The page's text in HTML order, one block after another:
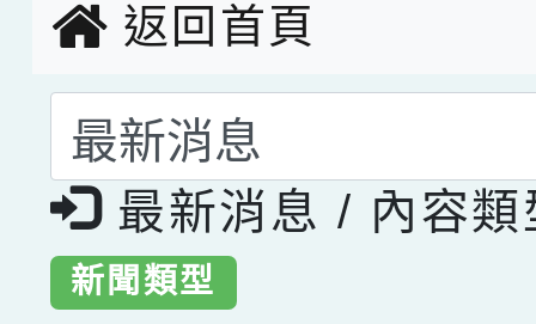
返回首頁
選擇後頁面內容會更
最新消息 / 內容類
新聞類型